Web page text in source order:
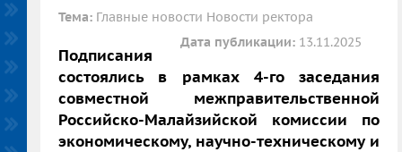
Тема: Главные новости Новости ректора
Дата публикации: 13.11.2025
Подписания
состоялись в рамках 4-го заседания
совместной межправительственной
Российско-Малайзийской комиссии по
экономическому, научно-техническому и